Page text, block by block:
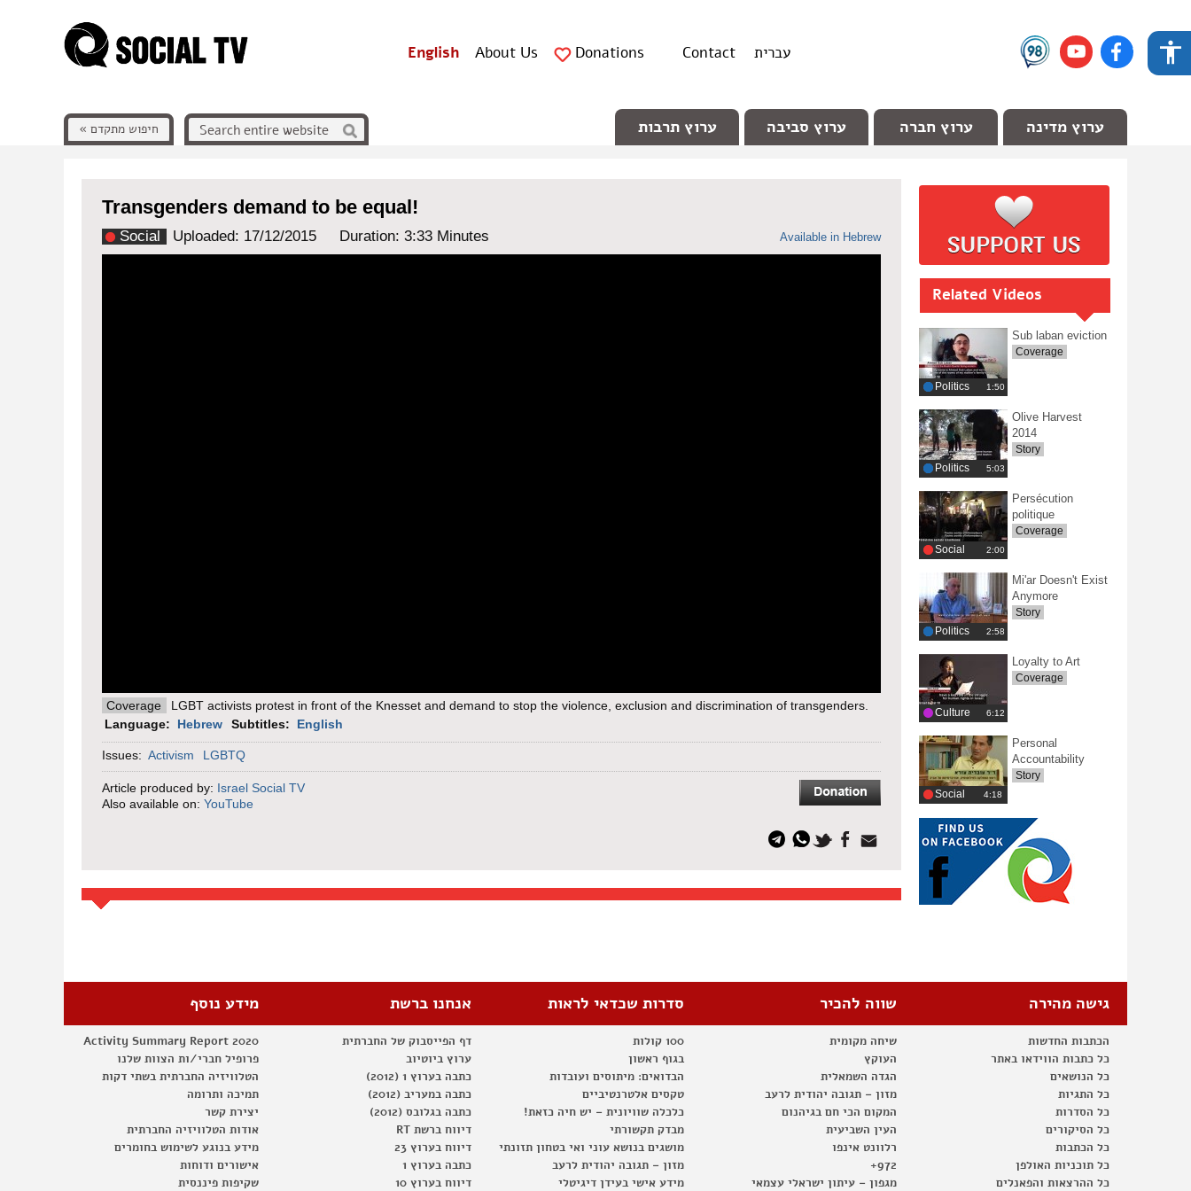
עברית Contact
Donations
About Us
English
ערוץ מדינה ערוץ חברה ערוץ סביבה ערוץ תרבות חיפוש מתקדם »
Transgenders demand to be equal!
Social Uploaded: 17/12/2015 Duration: ‎3:33 Minutes Available in Hebrew
Coverage
LGBT activists protest in front of the Knesset and demand to stop the violence, exclusion and discrimination of transgenders.
Language: Hebrew Subtitles: English
Issues: Activism LGBTQ
Article produced by: Israel Social TV
Also available on: YouTube
Related Videos
Politics ‎1:50
Sub laban eviction
Coverage
Politics ‎5:03
Olive Harvest
2014
Story
Social ‎2:00
Persécution
politique
Coverage
Politics ‎2:58
Mi'ar Doesn't Exist
Anymore
Story
Culture ‎6:12
Loyalty to Art
Coverage
Social ‎4:18
Personal
Accountability
Story
גישה מהירה
הכתבות החדשות
כל כתבות הווידאו באתר
כל הנושאים
כל התגיות
כל הסדרות
כל הסיקורים
כל הכתבות
כל תוכניות האולפן
כל ההרצאות והפאנלים
שווה להכיר
שיחה מקומית
העוקץ
הגדה השמאלית
מזון – תגובה יהודית לרעב
המקום הכי חם בגיהנום
העין השביעית
רלוונט אינפו
972+
מגפון – עיתון ישראלי עצמאי
סדרות שכדאי לראות
100 קולות
בגוף ראשון
הבדואים: מיתוסים ועובדות
טקסים אלטרנטיביים
כלכלה שוויונית – יש חיה כזאת!
מבדק תקשורתי
מושגים בנושא עוני ואי בטחון תזונתי
מזון – תגובה יהודית לרעב
מידע אישי בעידן דיגיטלי
אנחנו ברשת
דף הפייסבוק של החברתית
ערוץ ביוטיוב
כתבה בערוץ 1 (2012)
כתבה במעריב (2012)
כתבה בגלובס (2012)
דיווח ברשת RT
דיווח בערוץ 23
כתבה בערוץ 1
דיווח בערוץ 10
מידע נוסף
Activity Summary Report 2020
פרופיל חברי/ות הצוות שלנו
הטלוויזיה החברתית בשתי דקות
תמיכה ותרומה
יצירת קשר
אודות הטלוויזיה החברתית
מידע בנוגע לשימוש בחומרים
אישורים ודוחות
שקיפות פיננסית